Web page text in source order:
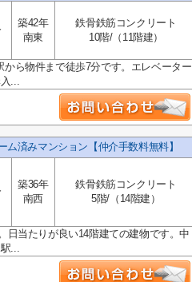
築42年
南東
鉄骨鉄筋コンクリート
10階/（11階建）
ら物件まで徒歩7分です。エレベーター
...
済みマンション【仲介手数料無料】
築36年
南西
鉄骨鉄筋コンクリート
5階/（14階建）
日当たりが良い14階建ての建物です。中
...